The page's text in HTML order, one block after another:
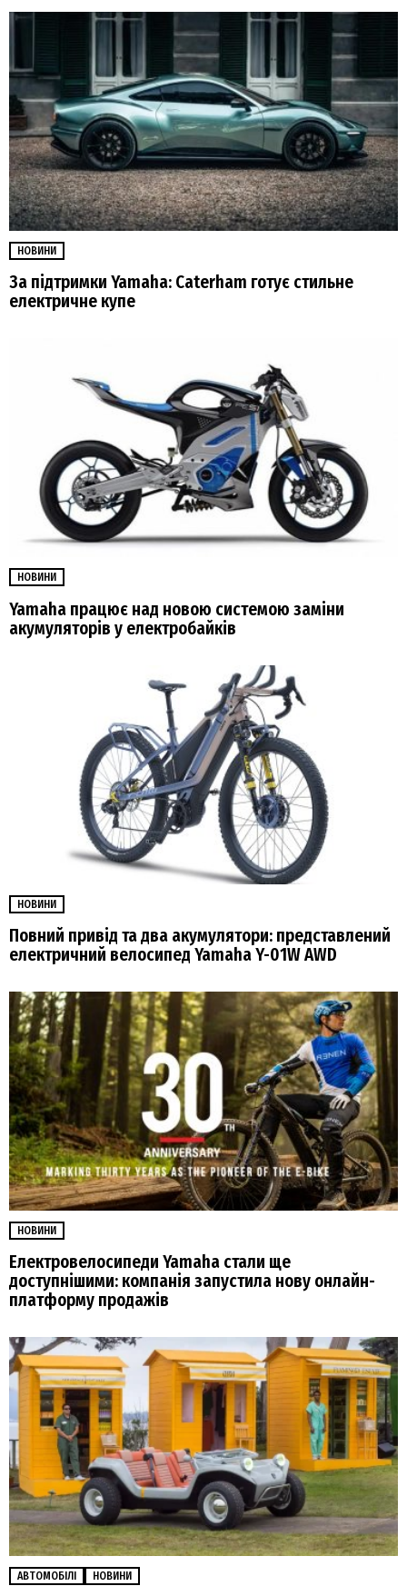
НОВИНИ
За підтримки Yamaha: Caterham готує стильне
електричне купе
НОВИНИ
Yamaha працює над новою системою заміни
акумуляторів у електробайків
НОВИНИ
Повний привід та два акумулятори: представлений
електричний велосипед Yamaha Y-01W AWD
НОВИНИ
Електровелосипеди Yamaha стали ще
доступнішими: компанія запустила нову онлайн-
платформу продажів
АВТОМОБІЛІ НОВИНИ